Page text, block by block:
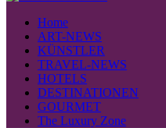
Home
ART-NEWS
KÜNSTLER
TRAVEL-NEWS
HOTELS
DESTINATIONEN
GOURMET
The Luxury Zone